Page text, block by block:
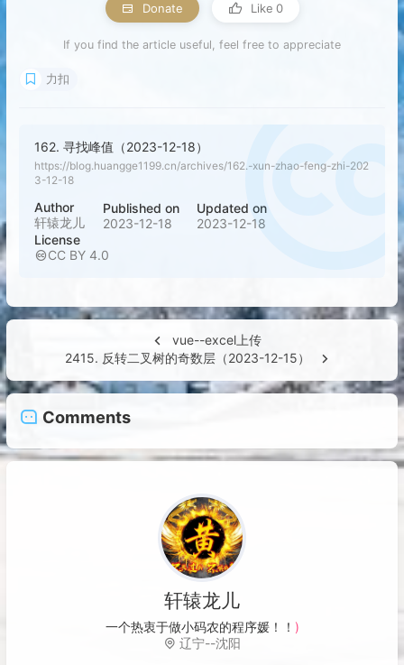
Donate Like 0
If you find the article useful, feel free to appreciate
力扣
162. 寻找峰值（2023-12-18）
https://blog.huangge1199.cn/archives/162.-xun-zhao-feng-zhi-202
3-12-18
Author
轩辕龙儿
Published on
2023-12-18
Updated on
2023-12-18
License
CC BY 4.0
vue--excel上传
2415. 反转二叉树的奇数层（2023-12-15）
Comments
轩辕龙儿
一个热衷于做小码农的程序m Q
%
辽宁--沈阳